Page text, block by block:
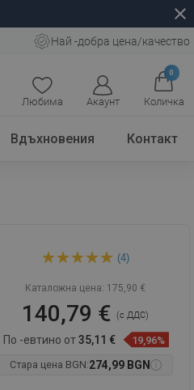
close
Най -добра цена/качество
Любима Акаунт
0
Количка
Вдъхновения Контакт
за вана, черен - 71203R62-
(4)
Каталожна цена: 175,90 €
140,79 €(с ДДС)
По -евтино от35,11 €
19,96%
Стара цена BGN:274,99 BGN